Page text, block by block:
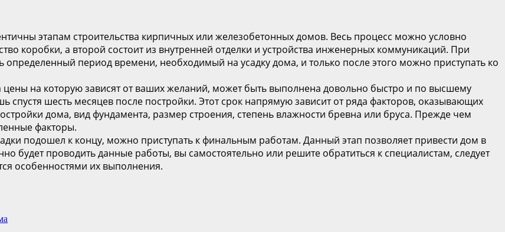
этапам строительства кирпичных или железобетонных домов. Весь процесс можно условно
коробки, а второй состоит из внутренней отделки и устройства инженерных коммуникаций. При
период времени, необходимый на усадку дома, и только после этого можно приступать ко
на которую зависят от ваших желаний, может быть выполнена довольно быстро и по высшему
спустя шесть месяцев после постройки. Этот срок напрямую зависит от ряда факторов, оказывающих
дома, вид фундамента, размер строения, степень влажности бревна или бруса. Прежде чем
факторы.
подошел к концу, можно приступать к финальным работам. Данный этап позволяет привести дом в
будет проводить данные работы, вы самостоятельно или решите обратиться к специалистам, следует
особенностями их выполнения.